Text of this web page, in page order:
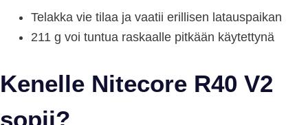
Telakka vie tilaa ja vaatii erillisen latauspaikan
211 g voi tuntua raskaalle pitkään käytettynä
Kenelle Nitecore R40 V2
sopii?